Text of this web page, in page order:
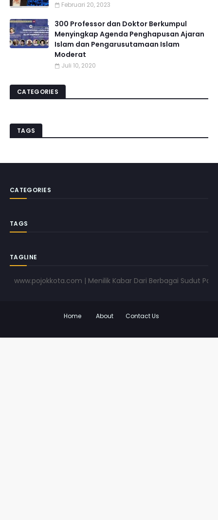
Februari 20, 2023
300 Professor dan Doktor Berkumpul
Menyingkap Agenda Penghapusan Ajaran
Islam dan Pengarusutamaan Islam
Moderat
Juli 10, 2020
CATEGORIES
TAGS
CATEGORIES
TAGS
TAGLINE
www.pojokkota.com | Menilik Kabar Dari Berbagai Sudut
Home About Contact Us